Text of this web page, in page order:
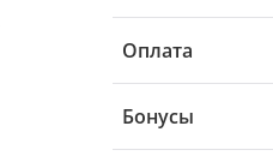
Оплата
Бонусы